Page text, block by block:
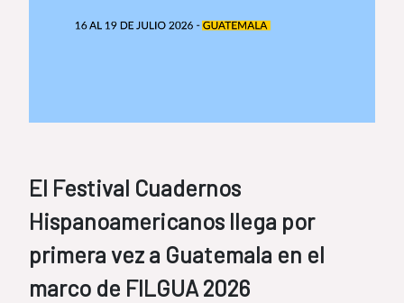
El Festival Cuadernos
Hispanoamericanos llega por
primera vez a Guatemala en el
marco de FILGUA 2026